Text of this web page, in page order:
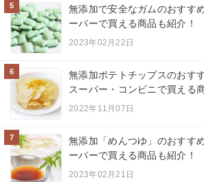
5
無添加で安全なガムのおすす
ーパーで買える商品も紹介！
2023年02月22日
6
無添加ポテトチップスのおす
スーパー・コンビニで買える
2022年11月07日
7
無添加「めんつゆ」のおすす
ーパーで買える商品も紹介！
2023年02月21日